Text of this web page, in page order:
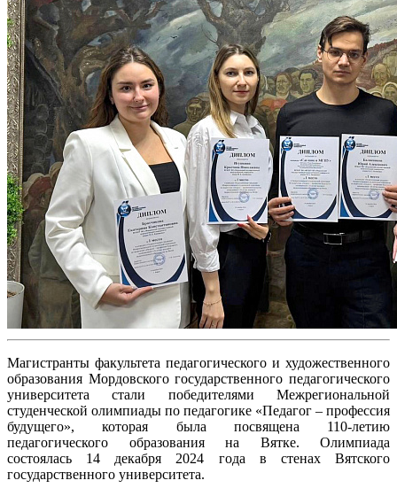
Магистранты факультета педагогического и художественного
образования Мордовского государственного педагогического
университета стали победителями Межрегиональной
студенческой олимпиады по педагогике «Педагог – профессия
будущего», которая была посвящена 110-летию
педагогического образования на Вятке. Олимпиада
состоялась 14 декабря 2024 года в стенах Вятского
государственного университета.